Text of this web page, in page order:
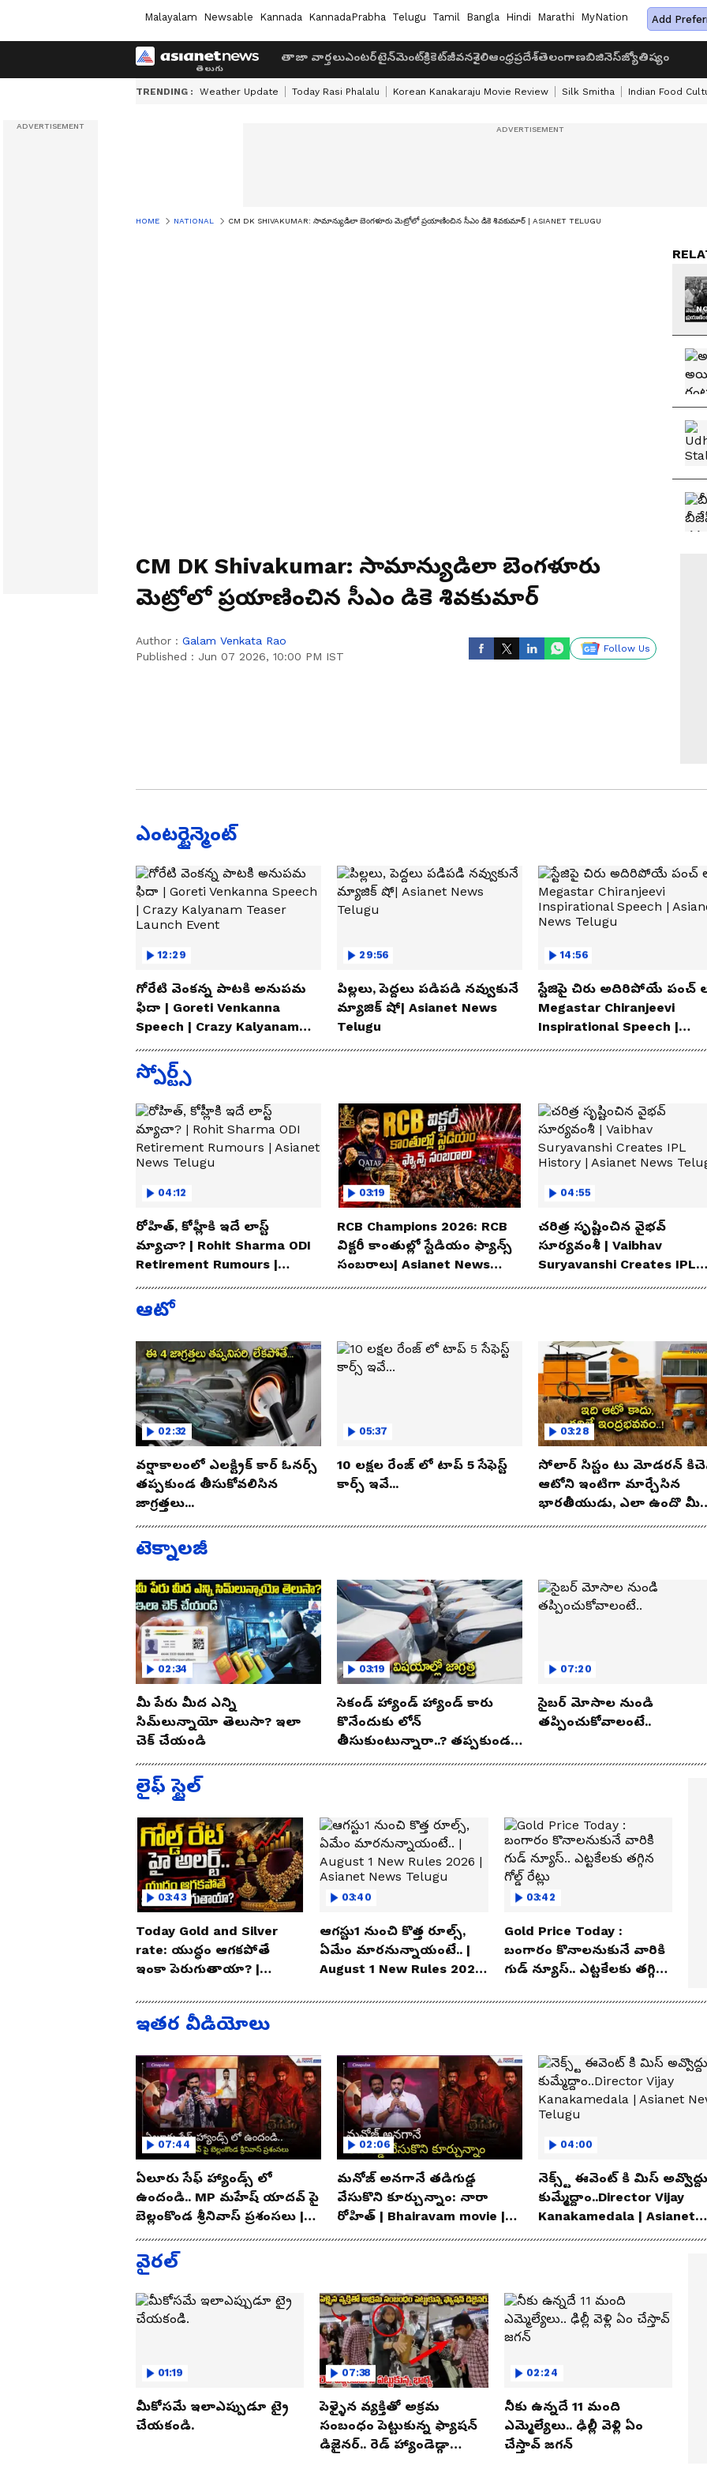
Malayalam Newsable Kannada KannadaPrabha Telugu Tamil Bangla Hindi Marathi MyNation Add
తాజా వార్తలుఎంటర్‌టైన్‌మెంట్క్రికెట్జీవనశైలిఆంధ్రప్రదేశ్తెలంగాణబిజినెస్జ్యోతిష్యం
TRENDING : Weather Update Today Rasi Phalalu Korean Kanakaraju Movie Review Silk Smitha Indian Food
HOME NATIONAL CM DK SHIVAKUMAR: సామాన్యుడిలా బెంగళూరు మెట్రోలో ప్రయాణించిన సీఎం డికె శివకుమార్ | ASIANET TELUGU
CM DK Shivakumar: సామాన్యుడిలా బెంగళూరు
మెట్రోలో ప్రయాణించిన సీఎం డికె శివకుమార్
Author : Galam Venkata Rao
Published : Jun 07 2026, 10:00 PM IST
Follow Us
ఎంటర్టైన్మెంట్
12:29
గోరేటి వెంకన్న పాటకి అనుపమ
ఫిదా | Goreti Venkanna
Speech | Crazy Kalyanam
Teaser Launch Event
29:56
పిల్లలు, పెద్దలు పడిపడి నవ్వుకునే
మ్యాజిక్ షో| Asianet News
Telugu
14:56
స్టేజిపై చిరు అదిరిపోయే పంచ్
Megastar Chiranjeevi
Inspirational Speech |
Asianet News Telugu
స్పోర్ట్స్
04:12
రోహిత్, కోహ్లీకి ఇదే లాస్ట్
మ్యాచా? | Rohit Sharma ODI
Retirement Rumours |
Asianet News Telugu
03:19
RCB Champions 2026: RCB
విక్టరీ కాంతుల్లో స్టేడియం ఫ్యాన్స్
సంబరాలు| Asianet News
Telugu
04:55
చరిత్ర సృష్టించిన వైభవ్
సూర్యవంశీ | Vaibhav
Suryavanshi Creates IPL
History | Asianet News
ఆటో
02:32
వర్షాకాలంలో ఎలక్ట్రిక్ కార్ ఓనర్స్
తప్పకుండ తీసుకోవలిసిన
జాగ్రత్తలు...
05:37
10 లక్షల రేంజ్ లో టాప్ 5 సేఫెస్ట్
కార్స్ ఇవే...
03:28
సోలార్ సిస్టం టు మోడరన్
ఆటోని ఇంటిగా మార్చేసిన
భారతీయుడు, ఎలా ఉందొ
టెక్నాలజీ
02:34
మీ పేరు మీద ఎన్ని
సిమ్‌లున్నాయో తెలుసా? ఇలా
చెక్ చేయండి
03:19
సెకండ్ హ్యాండ్ హ్యాండ్ కారు
కొనేందుకు లోన్
తీసుకుంటున్నారా..? తప్పకుండ
07:20
సైబర్ మోసాల నుండి
తప్పించుకోవాలంటే..
లైఫ్ స్టైల్
03:43
Today Gold and Silver
rate: యుద్ధం ఆగకపోతే
ఇంకా పెరుగుతాయా? |
03:40
ఆగస్టు1 నుంచి కొత్త రూల్స్,
ఏమేం మారనున్నాయంటే.. |
August 1 New Rules 2026
03:42
Gold Price Today :
బంగారం కొనాలనుకునే వారికి
గుడ్ న్యూస్.. ఎట్టకేలకు తగ్గిన
ఇతర వీడియోలు
07:44
ఏలూరు సేఫ్ హ్యాండ్స్ లో
ఉందండి.. MP మహేష్ యాదవ్ పై
బెల్లంకొండ శ్రీనివాస్ ప్రశంసలు |
Asianet Telugu
02:06
మనోజ్ అనగానే తడిగుడ్డ
వేసుకొని కూర్చున్నాం: నారా
రోహిత్ | Bhairavam movie |
Asianet News Telugu
04:00
నెక్స్ట్ ఈవెంట్ కి మిస్ అవ్వొద్దు
కుమ్మేద్దాం..Director Vijay
Kanakamedala | Asianet
News Telugu
వైరల్
01:19
మీకోసమే ఇలాఎప్పుడూ ట్రై
చేయకండి.
07:38
పెళ్ళైన వ్యక్తితో అక్రమ
సంబంధం పెట్టుకున్న ఫ్యాషన్
డిజైనర్.. రెడ్ హ్యాండెడ్గా
02:24
నీకు ఉన్నదే 11 మంది
ఎమ్మెల్యేలు.. ఢిల్లీ వెళ్లి ఏం
చేస్తావ్ జగన్